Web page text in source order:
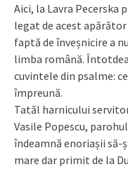
Aici, la Lavra Pecerska
legat de acest
faptă de înveșnicire a
limba română.
cuvintele din psalme:
împreună.
Tatăl harnicului
Vasile Popescu,
îndeamnă enoriașii
mare dar primit de la